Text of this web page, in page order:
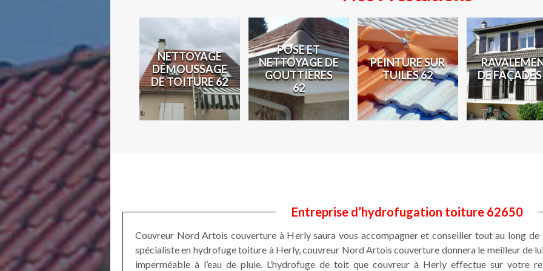
COUVREUR 62
NETTOYAGE
DÉMOUSSAGE
DE TOITURE 62
POSE ET
NETTOYAGE DE
GOUTTIÈRES
62
PEINTURE SUR
TUILES 62
DE
Entreprise d’hydrofugation toiture 62650
Couvreur Nord Artois couverture à Herly saura vous accompagner et conseiller tout au long de
spécialiste en hydrofuge toiture à Herly, couvreur Nord Artois couverture donnera le meilleur de
imperméable à l’eau de pluie. L’hydrofuge de toit que couvreur à Herly effectue sur votre